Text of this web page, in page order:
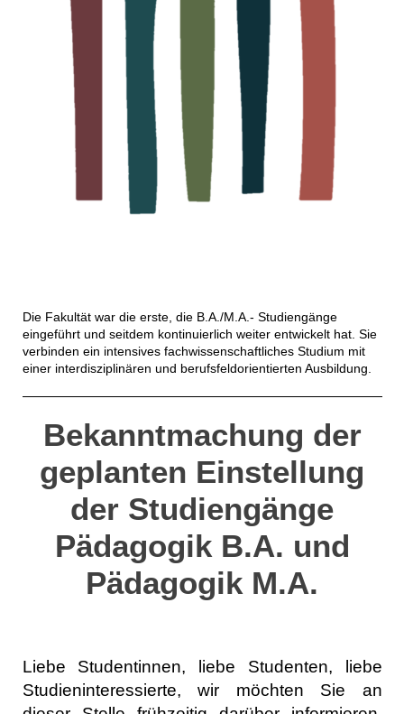
Die Fakultät war die erste, die B.A./M.A.- Studiengänge
eingeführt und seitdem kontinuierlich weiter entwickelt hat. Sie
verbinden ein intensives fachwissenschaftliches Studium mit
einer interdisziplinären und berufsfeldorientierten Ausbildung.
Bekanntmachung der
geplanten Einstellung
der Studiengänge
Pädagogik B.A. und
Pädagogik M.A.
Liebe Studentinnen, liebe Studenten, liebe
Studieninteressierte, wir möchten Sie an